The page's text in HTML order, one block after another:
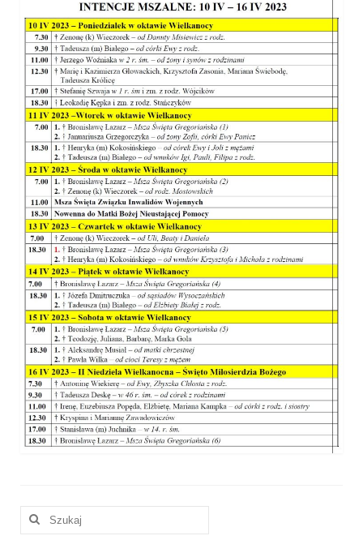
Historia
Duszpasterze
Nasz patron
Kościół Rektoracki
Vademecum
Wspólnoty parafialne
Katecheza parafialna
Niezbędnik Katolika
Kaplica Adoracji
Pracownicy
e-Katolik
Nabożeństwa
Nabożeństwa różne
Pogrzeb katolicki
Sakrament chrztu
Sakrament eucharystii
Szuklaj